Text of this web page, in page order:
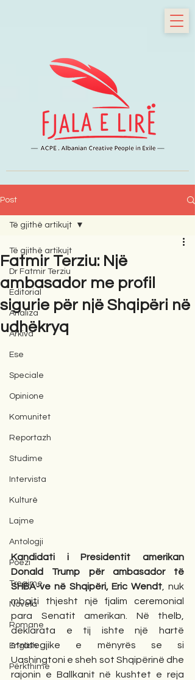
Post
Të gjithë artikujt
Dr Fatmir Terziu
Editorial
Analiza
Arkiva
Ese
Speciale
Opinione
Komunitet
Reportazh
Studime
Intervista
Kulturë
Lajme
Antologji
Poezi
Tregime
Novela
Romane
English
Përkthime
Të gjithë artikujt
Fatmir Terziu: Një
ambasador me profil
sigurie për një Shqipëri në
udhëkryq
Kandidati i Presidentit amerikan
Donald Trump për ambasador të
SHBA-ve në Shqipëri, Eric Wendt , nuk
mbajti thjesht një fjalim ceremonial
para Senatit amerikan. Në thelb,
deklarata e tij ishte një hartë
strategjike e mënyrës se si
Uashingtoni e sheh sot Shqipërinë dhe
rajonin e Ballkanit në kushtet e reja